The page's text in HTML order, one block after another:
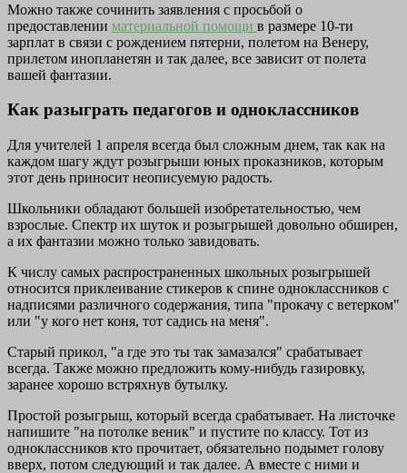
Можно также сочинить заявления с просьбой о
предоставлении материальной помощи в размере 10-ти
зарплат в связи с рождением пятерни, полетом на Венеру,
прилетом инопланетян и так далее, все зависит от полета
вашей фантазии.
Как разыграть педагогов и одноклассников
Для учителей 1 апреля всегда был сложным днем, так как на
каждом шагу ждут розыгрыши юных проказников, которым
этот день приносит неописуемую радость.
Школьники обладают большей изобретательностью, чем
взрослые. Спектр их шуток и розыгрышей довольно обширен,
а их фантазии можно только завидовать.
К числу самых распространенных школьных розыгрышей
относится приклеивание стикеров к спине одноклассников с
надписями различного содержания, типа "прокачу с ветерком"
или "у кого нет коня, тот садись на меня".
Старый прикол, "а где это ты так замазался" срабатывает
всегда. Также можно предложить кому-нибудь газировку,
заранее хорошо встряхнув бутылку.
Простой розыгрыш, который всегда срабатывает. На листочке
напишите "на потолке веник" и пустите по классу. Тот из
одноклассников кто прочитает, обязательно подымет голову
вверх, потом следующий и так далее. А вместе с ними и